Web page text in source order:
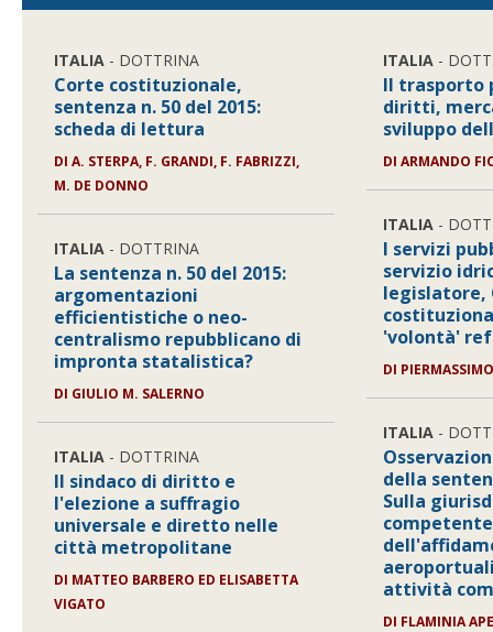
ITALIA - DOTTRINA
Corte costituzionale,
sentenza n. 50 del 2015:
scheda di lettura
DIA. STERPA, F. GRANDI, F. FABRIZZI,
M. DE DONNO
ITALIA - DOTTRINA
La sentenza n. 50 del 2015:
argomentazioni
efficientistiche o neo-
centralismo repubblicano di
impronta statalistica?
DI GIULIO M. SALERNO
ITALIA - DOTTRINA
Il sindaco di diritto e
l'elezione a suffragio
universale e diretto nelle
città metropolitane
DI MATTEO BARBERO ED ELISABETTA
VIGATO
ITALIA -
Il trasporto
diritti,
sviluppo
DIARMANDO
ITALIA -
I servizi
servizio
legislatore,
'volontà'
DI
ITALIA -
della
Sulla
attività
DI FLAMINIA